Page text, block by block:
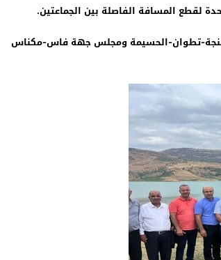
لقطع المسافة الفاصلة بين الجماعتين.
تطوان-الحسيمة ومجلس جهة فاس-مكناس